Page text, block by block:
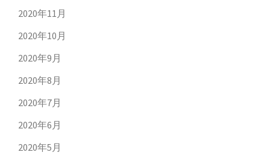
2020年11月
2020年10月
2020年9月
2020年8月
2020年7月
2020年6月
2020年5月